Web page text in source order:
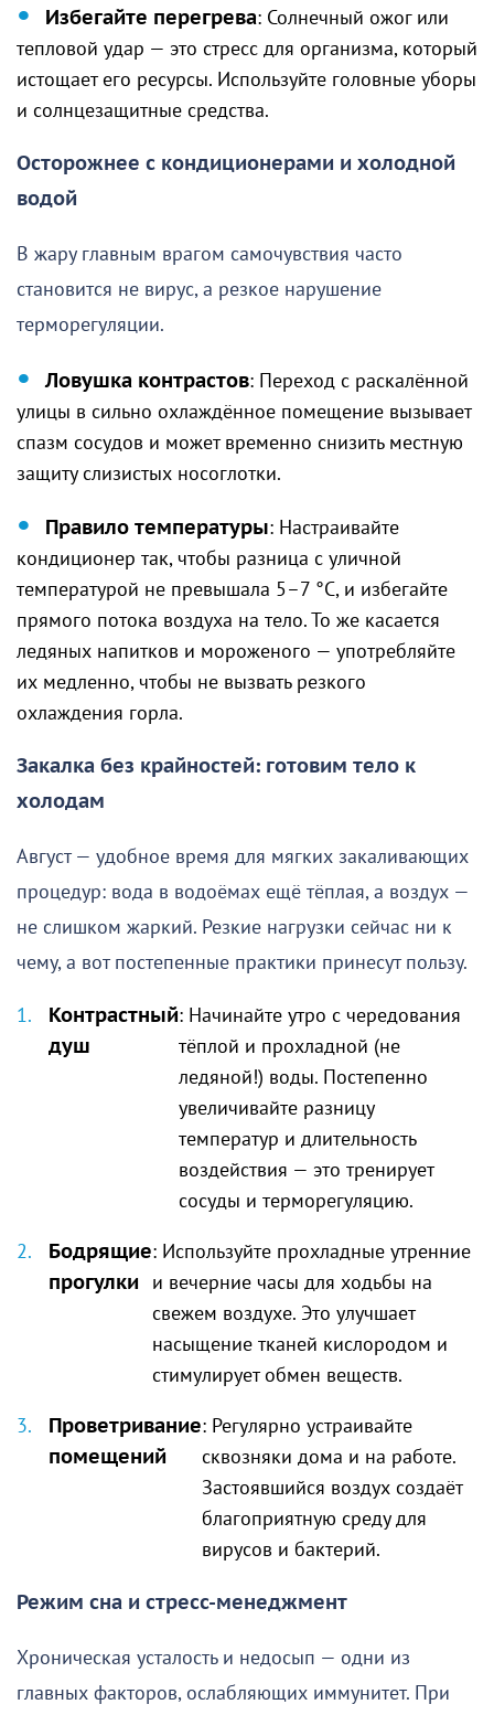
Избегайте перегрева: Солнечный ожог или
тепловой удар — это стресс для организма, который
истощает его ресурсы. Используйте головные уборы
и солнцезащитные средства.
Осторожнее с кондиционерами и холодной
водой
В жару главным врагом самочувствия часто
становится не вирус, а резкое нарушение
терморегуляции.
Ловушка контрастов: Переход с раскалённой
улицы в сильно охлаждённое помещение вызывает
спазм сосудов и может временно снизить местную
защиту слизистых носоглотки.
Правило температуры: Настраивайте
кондиционер так, чтобы разница с уличной
температурой не превышала 5–7 °C, и избегайте
прямого потока воздуха на тело. То же касается
ледяных напитков и мороженого — употребляйте
их медленно, чтобы не вызвать резкого
охлаждения горла.
Закалка без крайностей: готовим тело к
холодам
Август — удобное время для мягких закаливающих
процедур: вода в водоёмах ещё тёплая, а воздух —
не слишком жаркий. Резкие нагрузки сейчас ни к
чему, а вот постепенные практики принесут пользу.
Контрастный
душ
: Начинайте утро с чередования
тёплой и прохладной (не
ледяной!) воды. Постепенно
увеличивайте разницу
температур и длительность
воздействия — это тренирует
сосуды и терморегуляцию.
Бодрящие
прогулки
: Используйте прохладные утренние
и вечерние часы для ходьбы на
свежем воздухе. Это улучшает
насыщение тканей кислородом и
стимулирует обмен веществ.
Проветривание
помещений
: Регулярно устраивайте
сквозняки дома и на работе.
Застоявшийся воздух создаёт
благоприятную среду для
вирусов и бактерий.
Режим сна и стресс-менеджмент
Хроническая усталость и недосып — одни из
главных факторов, ослабляющих иммунитет. При